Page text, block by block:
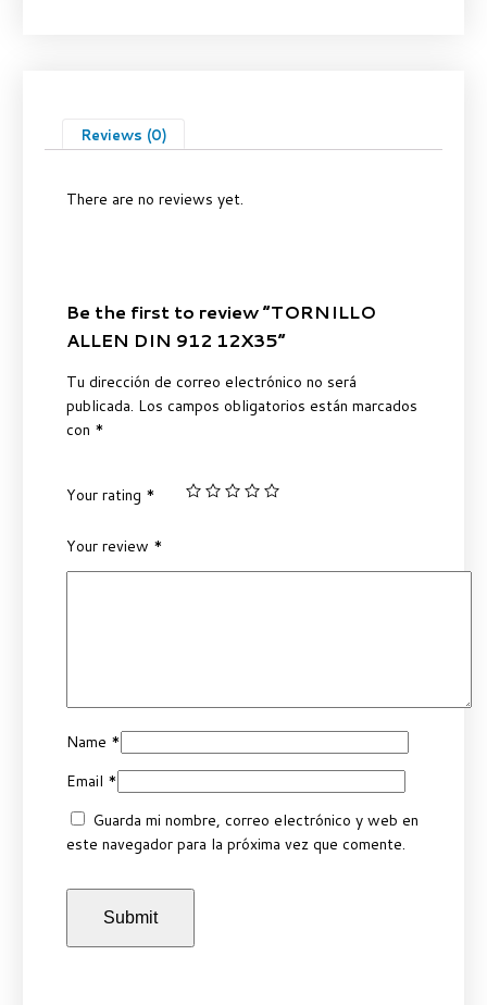
Reviews (0)
There are no reviews yet.
Be the first to review “TORNILLO
ALLEN DIN 912 12X35”
Tu dirección de correo electrónico no será
publicada. Los campos obligatorios están marcados
con *
Your rating *
Your review *
Name *
Email *
Guarda mi nombre, correo electrónico y web en
este navegador para la próxima vez que comente.